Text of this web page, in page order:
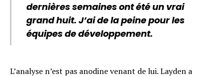
dernières semaines ont été un vrai
grand huit. J’ai de la peine pour les
équipes de développement.
L’analyse n’est pas anodine venant de lui. Layden a